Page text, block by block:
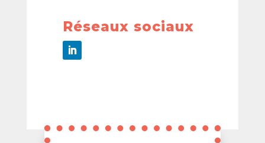
Réseaux sociaux